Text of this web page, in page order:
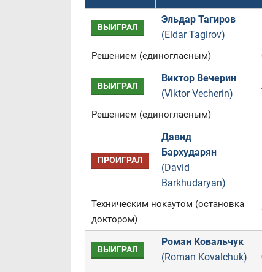
ВЫИГРАЛ
Эльдар Тагиров
(Eldar Tagirov)
Решением (единогласным)
ВЫИГРАЛ
Виктор Вечерин
(Viktor Vecherin)
Решением (единогласным)
ПРОИГРАЛ
Давид
Бархударян
(David
Barkhudaryan)
Техническим нокаутом (остановка
доктором)
ВЫИГРАЛ
Роман Ковальчук
(Roman Kovalchuk)